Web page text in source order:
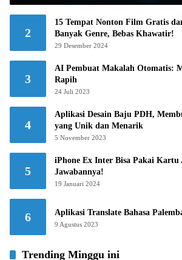
2
15 Tempat Nonton Film Gratis
Banyak Genre, Bebas Khawatir!
29 Desember 2024
3
AI Pembuat Makalah Otomatis:
Rapih
24 Juli 2023
4
Aplikasi Desain Baju PDH,
yang Unik dan Menarik
5 November 2023
5
iPhone Ex Inter Bisa Pakai Kartu
Jawabannya!
19 Januari 2024
6 Aplikasi Translate Bahasa
9 Agustus 2023
Trending Minggu ini